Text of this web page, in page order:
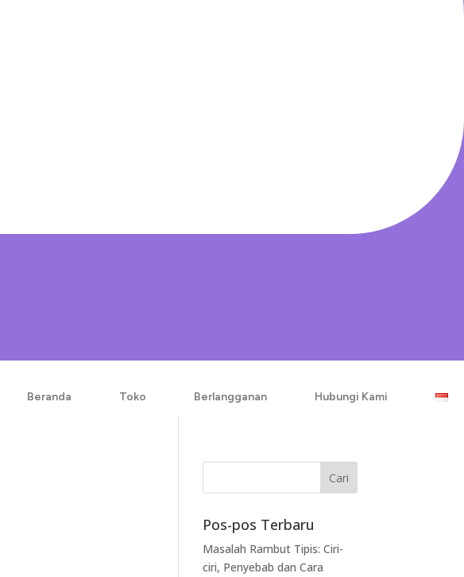
Beranda Toko Berlangganan Hubungi Kami
Pos-pos Terbaru
Masalah Rambut Tipis: Ciri-
ciri, Penyebab dan Cara